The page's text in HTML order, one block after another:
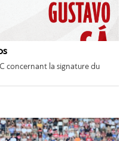
concernant la signature du